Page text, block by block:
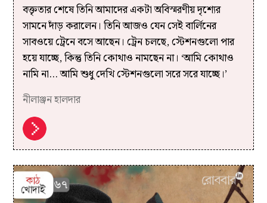
বক্তৃতার শেষে তিনি আমাদের একটা অবিস্মরণীয় দৃশ্যের
সামনে দাঁড় করালেন। তিনি আজও যেন সেই বার্লিনের
সাবওয়ে ট্রেনে বসে আছেন। ট্রেন চলছে, স্টেশনগুলো পার
হয়ে যাচ্ছে, কিন্তু তিনি কোথাও নামছেন না। ‘আমি কোথাও
নামি না... আমি শুধু দেখি স্টেশনগুলো সরে সরে যাচ্ছে।’
নীলাঞ্জন হালদার